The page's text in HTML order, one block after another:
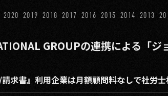
2020 2019 2018 2017 2016 2015 2014 2013
GROUPの連携による「ジ
求書』利用企業は月額顧問料なしで社労